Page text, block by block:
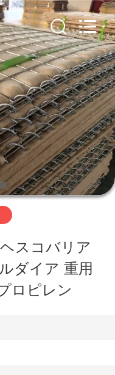
スコバリア
ダイア 重用
ロピレン